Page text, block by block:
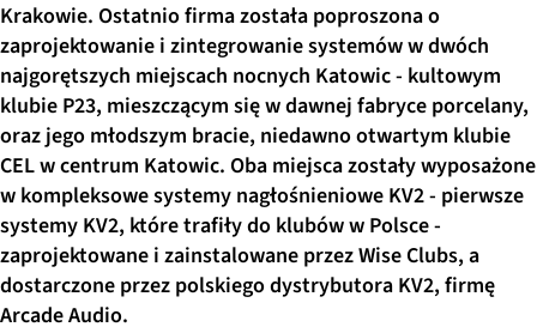
Krakowie. Ostatnio firma została poproszona o
zaprojektowanie i zintegrowanie systemów w dwóch
najgorętszych miejscach nocnych Katowic - kultowym
klubie P23, mieszczącym się w dawnej fabryce porcelany,
oraz jego młodszym bracie, niedawno otwartym klubie
CEL w centrum Katowic. Oba miejsca zostały wyposażone
w kompleksowe systemy nagłośnieniowe KV2 - pierwsze
systemy KV2, które trafiły do klubów w Polsce -
zaprojektowane i zainstalowane przez Wise Clubs, a
dostarczone przez polskiego dystrybutora KV2, firmę
Arcade Audio.